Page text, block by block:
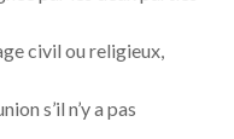
civil ou religieux,
s’il n’y a pas